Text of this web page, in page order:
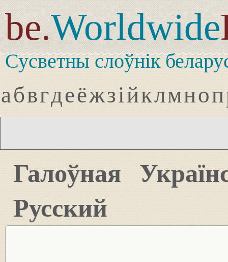
be.Worldwide
Сусветны слоўнік
абвгдеёжзійклмноп
Галоўная
Русский